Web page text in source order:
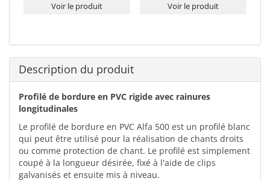
Voir le produit Voir le produit
Description du produit
Profilé de bordure en PVC rigide avec rainures
longitudinales
Le profilé de bordure en PVC Alfa 500 est un profilé blanc
qui peut être utilisé pour la réalisation de chants droits
ou comme protection de chant. Le profilé est simplement
coupé à la longueur désirée, fixé à l'aide de clips
galvanisés et ensuite mis à niveau.